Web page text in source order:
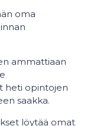
oma
ammattiaan
heti opintojen
saakka.
löytää omat